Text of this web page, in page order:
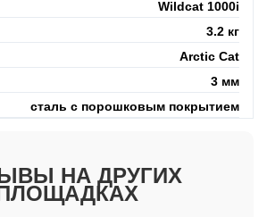
Wildcat 1000i
3.2 кг
Arctic Cat
3 мм
сталь с порошковым покрытием
НА ДРУГИХ